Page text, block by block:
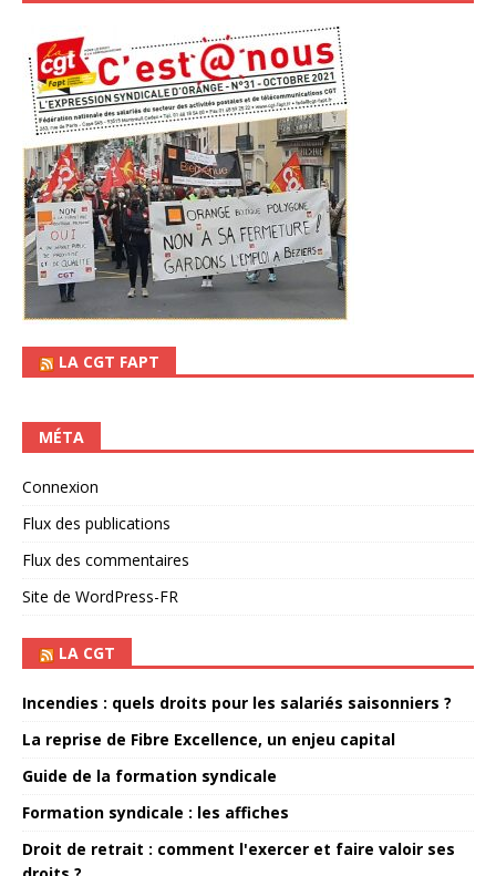
LA CGT FAPT
MÉTA
Connexion
Flux des publications
Flux des commentaires
Site de WordPress-FR
LA CGT
Incendies : quels droits pour les salariés saisonniers ?
La reprise de Fibre Excellence, un enjeu capital
Guide de la formation syndicale
Formation syndicale : les affiches
Droit de retrait : comment l'exercer et faire valoir ses